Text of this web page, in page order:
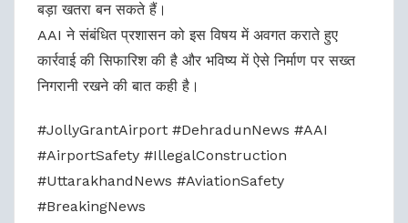
बड़ा खतरा बन सकते हैं।
AAI ने संबंधित प्रशासन को इस विषय में अवगत कराते हुए
कार्रवाई की सिफारिश की है और भविष्य में ऐसे निर्माण पर सख्त
निगरानी रखने की बात कही है।
#JollyGrantAirport #DehradunNews #AAI
#AirportSafety #IllegalConstruction
#UttarakhandNews #AviationSafety
#BreakingNews